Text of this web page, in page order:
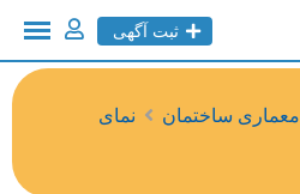
ثبت آگهی
معماری ساختمان
نمای